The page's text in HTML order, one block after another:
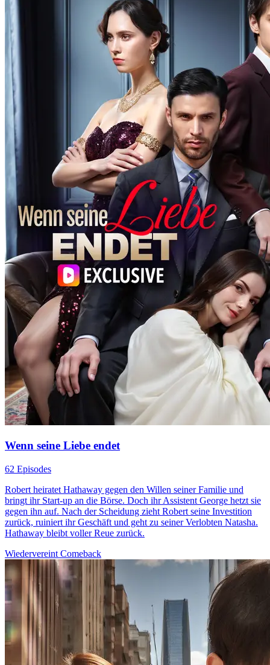
Wenn seine Liebe endet
62 Episodes
Robert heiratet Hathaway gegen den Willen seiner Familie und
bringt ihr Start-up an die Börse. Doch ihr Assistent George hetzt sie
gegen ihn auf. Nach der Scheidung zieht Robert seine Investition
zurück, ruiniert ihr Geschäft und geht zu seiner Verlobten Natasha.
Hathaway bleibt voller Reue zurück.
Wiedervereint Comeback